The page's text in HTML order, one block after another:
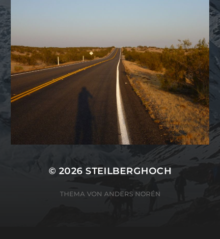
© 2026STEILBERGHOCH
THEMA VON ANDERS NORÉN